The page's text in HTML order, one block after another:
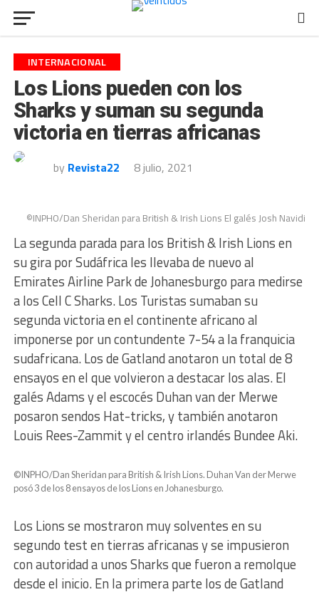
INTERNACIONAL
Los Lions pueden con los
Sharks y suman su segunda
victoria en tierras africanas
by Revista22 8 julio, 2021
©INPHO/Dan Sheridan para British & Irish Lions El galés Josh Navidi
La segunda parada para los British & Irish Lions en
su gira por Sudáfrica les llevaba de nuevo al
Emirates Airline Park de Johanesburgo para medirse
a los Cell C Sharks. Los Turistas sumaban su
segunda victoria en el continente africano al
imponerse por un contundente 7-54 a la franquicia
sudafricana. Los de Gatland anotaron un total de 8
ensayos en el que volvieron a destacar los alas. El
galés Adams y el escocés Duhan van der Merwe
posaron sendos Hat-tricks, y también anotaron
Louis Rees-Zammit y el centro irlandés Bundee Aki.
©INPHO/Dan Sheridan para British & Irish Lions. Duhan Van der Merwe
posó 3 de los 8 ensayos de los Lions en Johanesburgo.
Los Lions se mostraron muy solventes en su
segundo test en tierras africanas y se impusieron
con autoridad a unos Sharks que fueron a remolque
desde el inicio. En la primera parte los de Gatland